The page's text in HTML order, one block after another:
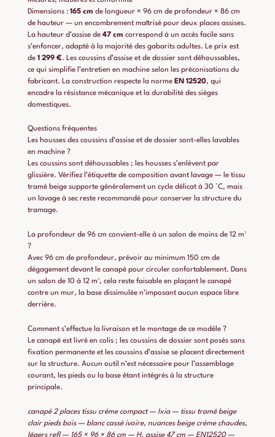
Dimensions : 165 cm de longueur × 96 cm de profondeur × 86 cm
de hauteur — un encombrement maîtrisé pour deux places assises.
La hauteur d’assise de 47 cm correspond à un accès facile sans
s’enfoncer, adapté à la majorité des gabarits adultes. Le prix est
de 1 299 €. Les coussins d’assise et de dossier sont déhoussables,
ce qui simplifie l’entretien en machine selon les préconisations du
fabricant. La construction respecte la norme EN 12520, qui
encadre la résistance mécanique et la durabilité des sièges
domestiques.
Questions fréquentes
Les housses des coussins d’assise et de dossier sont-elles lavables
en machine ?
Les coussins sont déhoussables ; les housses s’enlèvent par
glissière. Vérifiez l’étiquette de composition avant lavage — le tissu
tramé beige supporte généralement un cycle délicat à 30 °C, mais
un lavage à sec reste recommandé pour conserver la structure du
tramage.
La profondeur de 96 cm convient-elle à un salon de moins de 12 m²
?
Avec 96 cm de profondeur, prévoir au minimum 150 cm de
dégagement devant le canapé pour circuler confortablement. Dans
un salon de 10 à 12 m², cela reste faisable en plaçant le canapé
contre un mur, la base dissimulée n’imposant aucun espace libre
derrière.
Comment s’effectue la livraison et le montage de ce modèle ?
Le canapé est livré en colis ; les coussins de dossier sont posés sans
fixation permanente et les coussins d’assise se placent directement
sur la structure. Aucun outil n’est nécessaire pour l’assemblage
courant, les pieds ou la base étant intégrés à la structure
principale.
canapé 2 places tissu crème compact — Ixia — tissu tramé beige
clair pieds bois — blanc cassé ivoire, nuances beige crème chaudes,
légers refl — 165 × 96 × 86 cm — H. assise 47 cm — EN12520 —